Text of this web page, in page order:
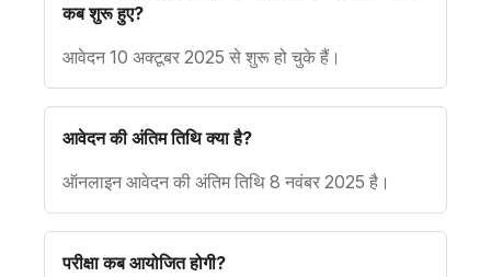
कब शुरू हुए?
आवेदन 10 अक्टूबर 2025 से शुरू हो चुके हैं।
आवेदन की अंतिम तिथि क्या है?
ऑनलाइन आवेदन की अंतिम तिथि 8 नवंबर 2025 है।
परीक्षा कब आयोजित होगी?